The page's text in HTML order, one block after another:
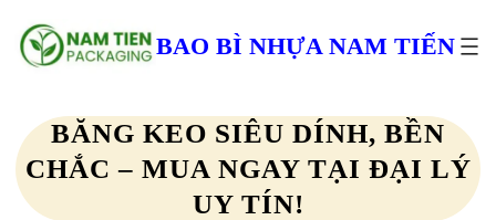
đến
phần
BAO BÌ NHỰA NAM TIẾN
BĂNG KEO SIÊU DÍNH, BỀN
CHẮC – MUA NGAY TẠI ĐẠI LÝ
UY TÍN!